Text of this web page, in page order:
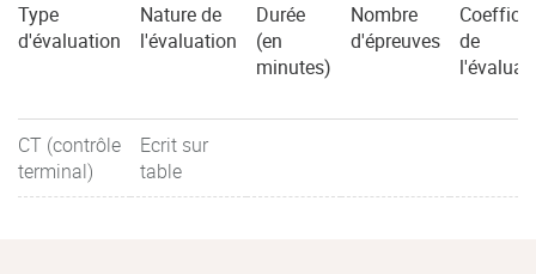
Type
d'évaluation
Nature de
l'évaluation
Durée
(en
minutes)
Nombre
d'épreuves
de
CT (contrôle
terminal)
Ecrit sur
table